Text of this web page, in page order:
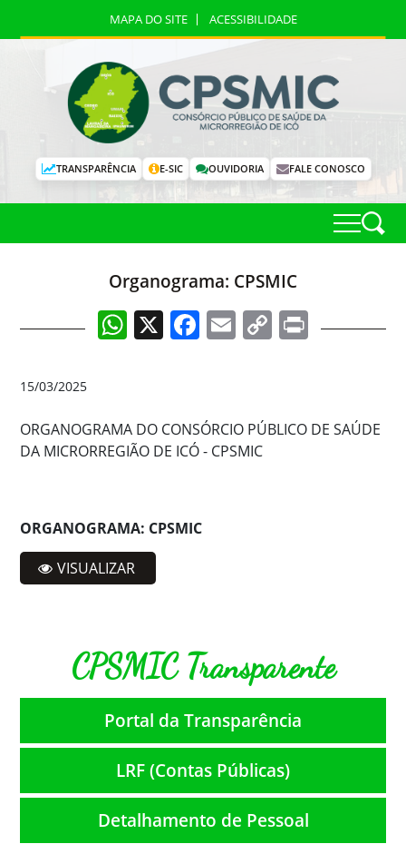
MAPA DO SITE ACESSIBILIDADE
TRANSPARÊNCIA E-SIC OUVIDORIA FALE CONOSCO
Organograma: CPSMIC
WhatsApp
X Facebook
EmailCopyPrint
15/03/2025
ORGANOGRAMA DO CONSÓRCIO PÚBLICO DE SAÚDE
DA MICRORREGIÃO DE ICÓ - CPSMIC
ORGANOGRAMA: CPSMIC
VISUALIZAR
CPSMIC Transparente
Portal da Transparência
LRF (Contas Públicas)
Detalhamento de Pessoal